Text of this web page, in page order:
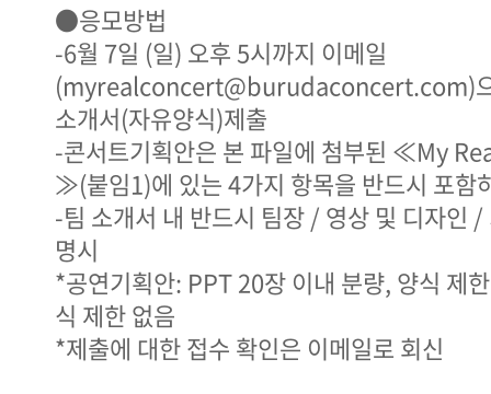
●응모방법
-6월 7일 (일) 오후 5시까지 이메일
(myrealconcert@burudaconcert.com)으
소개서(자유양식)제출
-콘서트기획안은 본 파일에 첨부된 ≪My
≫(붙임1)에 있는 4가지 항목을 반드시 포함
-팀 소개서 내 반드시 팀장 / 영상 및 디자인
명시
*공연기획안: PPT 20장 이내 분량, 양식 제
식 제한 없음
*제출에 대한 접수 확인은 이메일로 회신